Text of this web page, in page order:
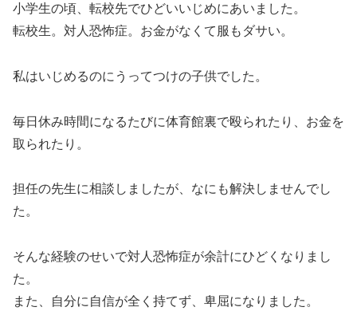
小学生の頃、転校先でひどいいじめにあいました。
転校生。対人恐怖症。お金がなくて服もダサい。
私はいじめるのにうってつけの子供でした。
毎日休み時間になるたびに体育館裏で殴られたり、お金を
取られたり。
担任の先生に相談しましたが、なにも解決しませんでし
た。
そんな経験のせいで対人恐怖症が余計にひどくなりまし
た。
また、自分に自信が全く持てず、卑屈になりました。